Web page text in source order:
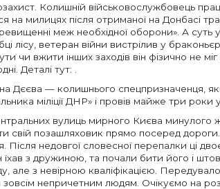
Колишній військовослужбовець
на милицях після отриманої на Донбасі
меж необхідної оборони». А суть
лісу, ветеран війни вистрілив у
чи вжити інших заходів він фізично не
Деталі тут: .
Дєєва — колишнього спецпризначенця,
міліції ДНР» і провів майже три
вулиць мирного Києва минулого
свій позашляховик прямо посеред
Після недовгої словесної перепалки ці
їхав з дружиною, та почали бити його і
але з невірною кваліфікацією.
зовсім непричетним людям. Очікуємо на